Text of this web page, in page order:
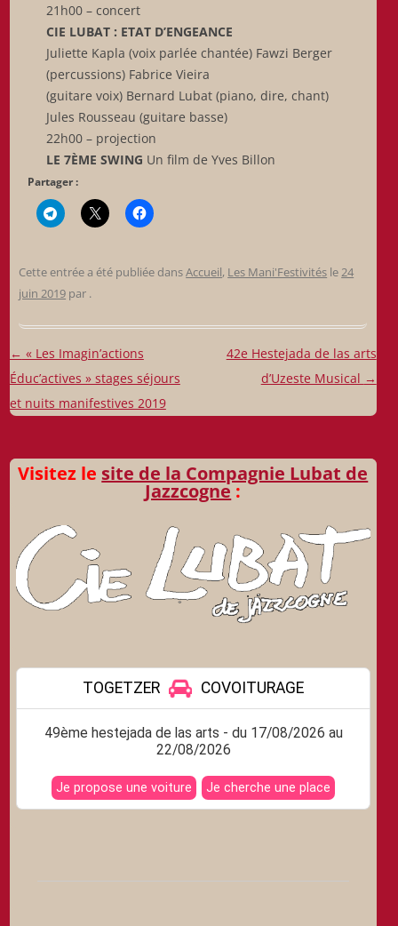
21h00 – concert
CIE LUBAT : ETAT D’ENGEANCE
Juliette Kapla (voix parlée chantée) Fawzi Berger
(percussions) Fabrice Vieira
(guitare voix) Bernard Lubat (piano, dire, chant)
Jules Rousseau (guitare basse)
22h00 – projection
LE 7ÈME SWING Un film de Yves Billon
Partager :
Cette entrée a été publiée dansAccueil, Les Mani'Festivités le24
juin 2019 par .
Navigation
des
articles
← « Les Imagin’actions
Éduc’actives » stages séjours
et nuits manifestives 2019
42e Hestejada de las arts
d’Uzeste Musical →
Visitez le site de la Compagnie Lubat de
Jazzcogne: